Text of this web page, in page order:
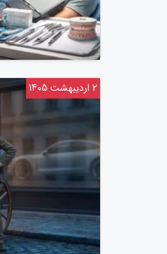
2 اردیبهشت 1405